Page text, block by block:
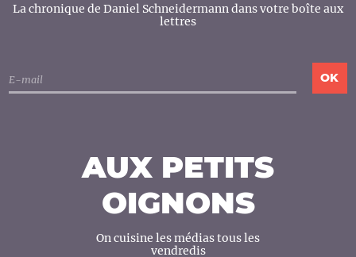
La chronique de Daniel Schneidermann dans votre boîte aux
lettres
AUX PETITS
OIGNONS
On cuisine les médias tous les
vendredis